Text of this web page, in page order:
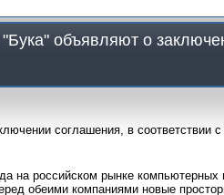
объявляют о
соглашения, в соответствии
на российском рынке компьютерных
обеими компаниями новые